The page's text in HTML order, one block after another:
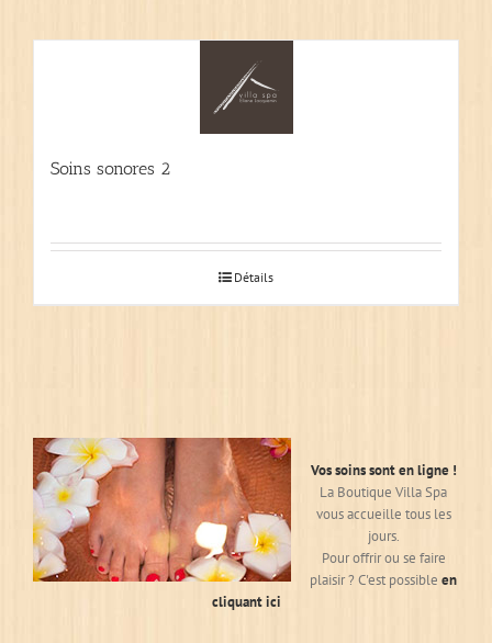
Soins sonores 2
Détails
Vos soins sont en ligne !
La Boutique Villa Spa
vous accueille tous les
jours.
Pour offrir ou se faire
plaisir ? C'est possible en
cliquant ici